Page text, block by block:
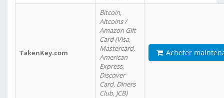
TakenKey.com
Bitcoin,
Altcoins /
Amazon Gift
Card (Visa,
Mastercard,
American
Express,
Discover
Card, Diners
Club, JCB)
Acheter